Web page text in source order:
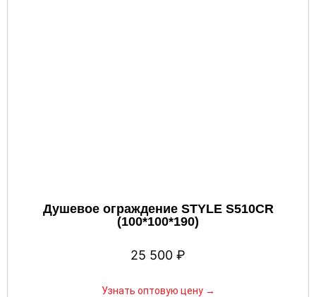
Душевое ограждение STYLE S510CR
(100*100*190)
25 500 ₽
Узнать оптовую цену →